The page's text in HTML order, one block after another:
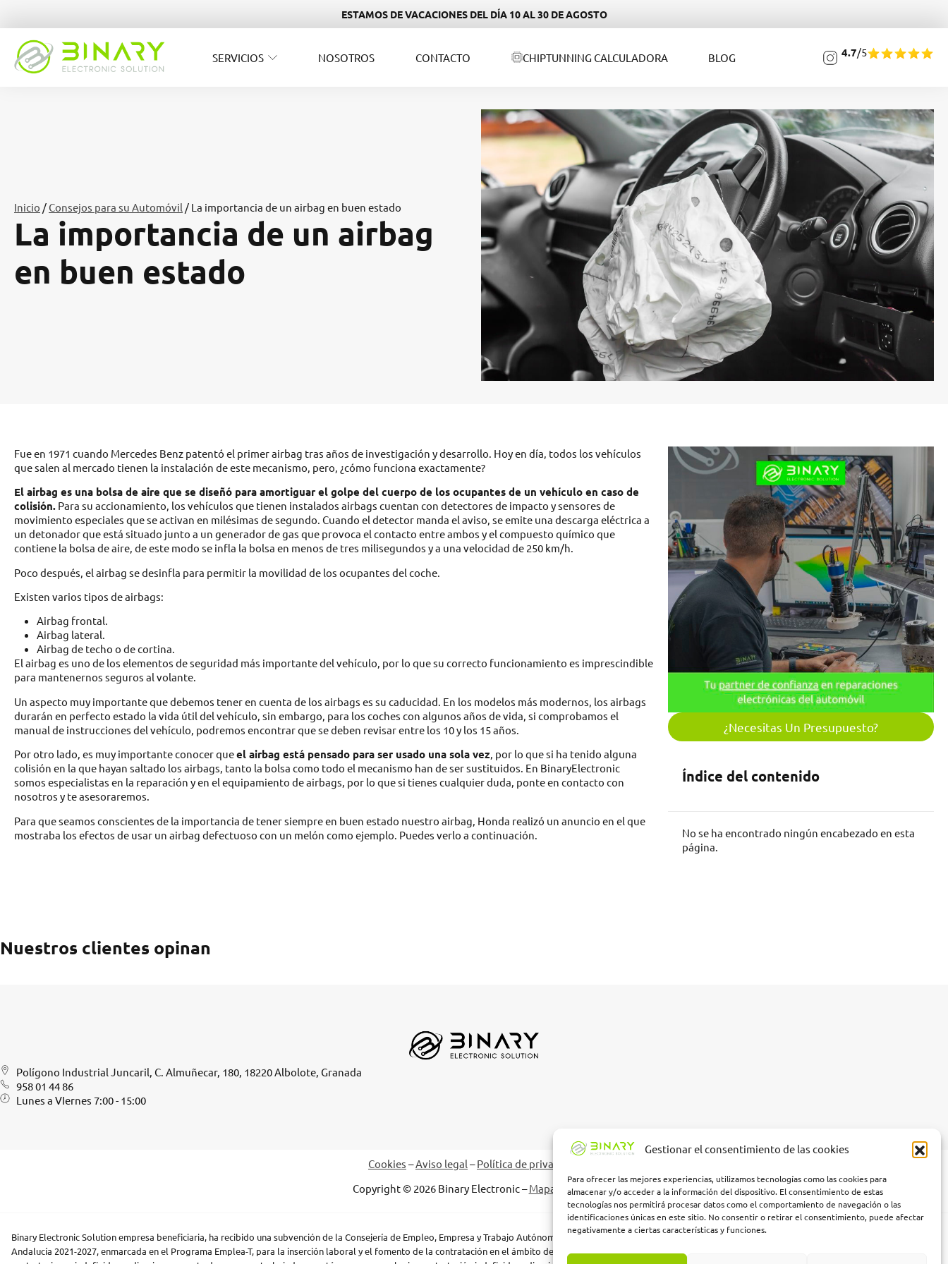
Gestionar el consentimiento de las cookies
Para ofrecer las mejores experiencias, utilizamos tecnologías como las cookies para
almacenar y/o acceder a la información del dispositivo. El consentimiento de estas
tecnologías nos permitirá procesar datos como el comportamiento de navegación o las
identificaciones únicas en este sitio. No consentir o retirar el consentimiento, puede afectar
negativamente a ciertas características y funciones.
ESTAMOS DE VACACIONES DEL DÍA 10 AL 30 DE AGOSTO
SERVICIOS NOSOTROS CONTACTO CHIPTUNNING CALCULADORA BLOG 4.7/5
Inicio / Consejos para su Automóvil / La importancia de un airbag en buen estado
La importancia de un airbag
en buen estado
Fue en 1971 cuando Mercedes Benz patentó el primer airbag tras años de investigación y desarrollo. Hoy en día, todos los vehículos
que salen al mercado tienen la instalación de este mecanismo, pero, ¿cómo funciona exactamente?
El airbag es una bolsa de aire que se diseñó para amortiguar el golpe del cuerpo de los ocupantes de un vehículo en caso de
colisión. Para su accionamiento, los vehículos que tienen instalados airbags cuentan con detectores de impacto y sensores de
movimiento especiales que se activan en milésimas de segundo. Cuando el detector manda el aviso, se emite una descarga eléctrica a
un detonador que está situado junto a un generador de gas que provoca el contacto entre ambos y el compuesto químico que
contiene la bolsa de aire, de este modo se infla la bolsa en menos de tres milisegundos y a una velocidad de 250 km/h.
Poco después, el airbag se desinfla para permitir la movilidad de los ocupantes del coche.
Existen varios tipos de airbags:
Airbag frontal.
Airbag lateral.
Airbag de techo o de cortina.
El airbag es uno de los elementos de seguridad más importante del vehículo, por lo que su correcto funcionamiento es imprescindible
para mantenernos seguros al volante.
Un aspecto muy importante que debemos tener en cuenta de los airbags es su caducidad. En los modelos más modernos, los airbags
durarán en perfecto estado la vida útil del vehículo, sin embargo, para los coches con algunos años de vida, si comprobamos el
manual de instrucciones del vehículo, podremos encontrar que se deben revisar entre los 10 y los 15 años.
Por otro lado, es muy importante conocer queel airbag está pensado para ser usado una sola vez, por lo que si ha tenido alguna
colisión en la que hayan saltado los airbags, tanto la bolsa como todo el mecanismo han de ser sustituidos. En BinaryElectronic
somos especialistas en la reparación y en el equipamiento de airbags, por lo que si tienes cualquier duda, ponte en contacto con
nosotros y te asesoraremos.
Para que seamos conscientes de la importancia de tener siempre en buen estado nuestro airbag, Honda realizó un anuncio en el que
mostraba los efectos de usar un airbag defectuoso con un melón como ejemplo. Puedes verlo a continuación.
¿Necesitas Un Presupuesto?
Índice del contenido
No se ha encontrado ningún encabezado en esta
página.
Nuestros clientes opinan
Polígono Industrial Juncaril, C. Almuñecar, 180, 18220 Albolote, Granada
958 01 44 86
Lunes a VIernes 7:00 - 15:00
Cookies –Aviso legal –Política de privacidad
Copyright © 2026 Binary Electronic –Mapa del sitio
Binary Electronic Solution empresa beneficiaria, ha recibido una subvención de la Consejería de Empleo, Empresa y Trabajo Autónomo de la Junta de Andalucía, financiada por la Unión Europea con cargo al Programa FSE+
Andalucía 2021-2027, enmarcada en el Programa Emplea-T, para la inserción laboral y el fomento de la contratación en el ámbito de la Comunidad Autónoma de Andalucía. Línea 2. Incentivo a la segunda o sucesivas